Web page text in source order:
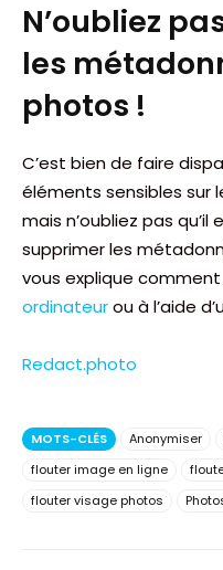
N’oubliez
les
photos !
C’est bien de faire
éléments sensibles sur
mais n’oubliez pas
supprimer les
vous explique
ordinateurou à l’aide
Redact.photo
MOTS-CLÉS Anonymiser
flouter image en ligne
flouter visage photos